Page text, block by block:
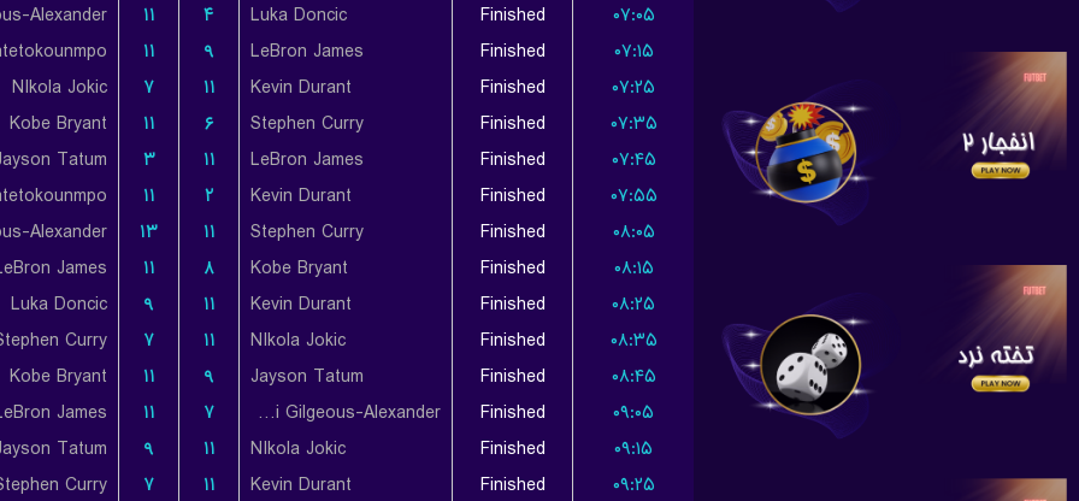
۱۱ ۴ Luka Doncic Finished
۰۷:۰۵
۱۱ ۹ LeBron James Finished
۰۷:۱۵
NIkola Jokic
۷ ۱۱ Kevin Durant Finished
۰۷:۲۵
Kobe Bryant
۱۱ ۶ Stephen Curry Finished
۰۷:۳۵
Tatum
۳ ۱۱ LeBron James Finished
۰۷:۴۵
۱۱ ۲ Kevin Durant Finished
۰۷:۵۵
۱۳ ۱۱ Stephen Curry Finished
۰۸:۰۵
James
۱۱ ۸ Kobe Bryant Finished
۰۸:۱۵
Luka Doncic
۹ ۱۱ Kevin Durant Finished
۰۸:۲۵
Curry
۷ ۱۱ NIkola Jokic Finished
۰۸:۳۵
Kobe Bryant
۱۱ ۹ Jayson Tatum Finished
۰۸:۴۵
James
۱۱ ۷ Shai Gilgeous-Alexander Finished
۰۹:۰۵
Tatum
۹ ۱۱ NIkola Jokic Finished
۰۹:۱۵
Curry
۷ ۱۱ Kevin Durant Finished
۰۹:۲۵